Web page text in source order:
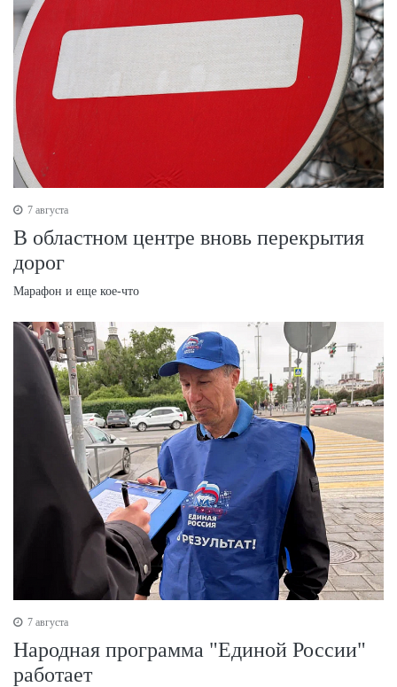
7 августа
В областном центре вновь перекрытия
дорог
Марафон и еще кое-что
7 августа
Народная программа "Единой России"
работает